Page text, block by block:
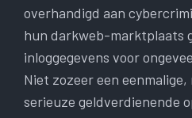
overhandigd aan
hun darkweb-marktplaats
inloggegevens voor
Niet zozeer een
serieuze geldverdienende